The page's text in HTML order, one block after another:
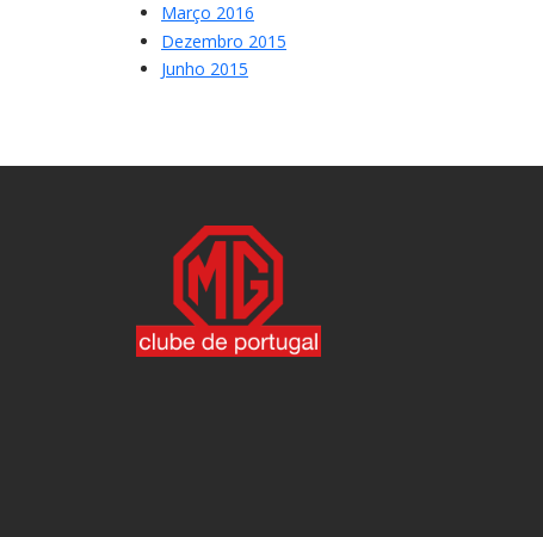
Março 2016
Dezembro 2015
Junho 2015